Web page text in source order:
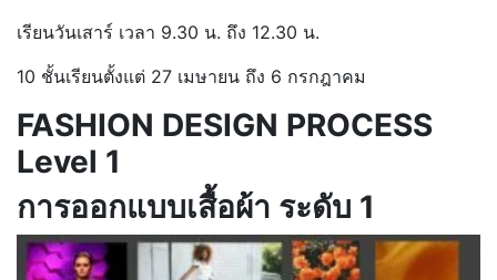
เรียนวันเสาร์ เวลา 9.30 น. ถึง 12.30 น.
10 ชั้นเรียนตั้งแต่ 27 เมษายน ถึง 6 กรกฎาคม
FASHION DESIGN PROCESS
Level 1
การออกแบบเสื้อผ้า ระดับ 1